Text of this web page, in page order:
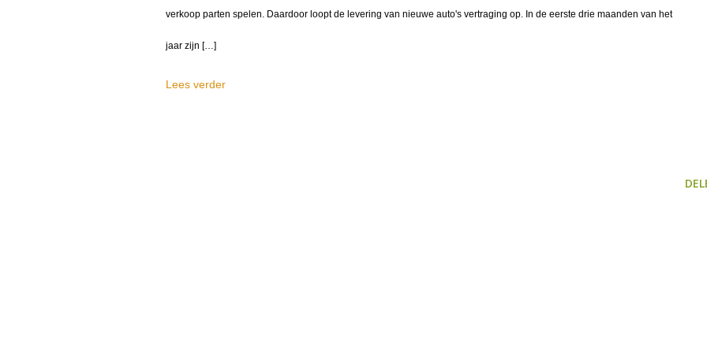
verkoop parten spelen. Daardoor loopt de levering van nieuwe auto's vertraging op. In de eerste drie maanden van het
jaar zijn […]
Lees verder